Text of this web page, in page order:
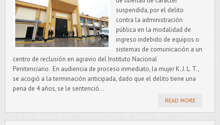
suspendida, por el delito
contra la administración
pública en la modalidad de
ingreso indebido de equipos o
sistemas de comunicación a un
centro de reclusión en agravio del Instituto Nacional
Penitenciario. En audiencia de proceso inmediato, la mujer K. J. L. T.,
se acogió a la terminación anticipada, dado que el delito tiene una
pena de 4 años, se le sentenció...
READ MORE